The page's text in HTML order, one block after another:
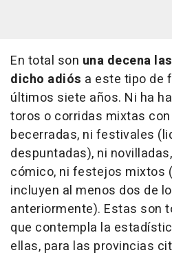
En total son una decena
dicho adiós a este tipo de
últimos siete años. Ni ha
toros o corridas mixtas
becerradas, ni festivales
despuntadas), ni
cómico, ni festejos mixtos
incluyen al menos dos de
anteriormente). Estas son
que contempla la
ellas, para las provincias